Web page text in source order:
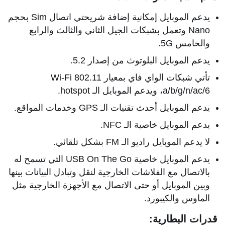
يدعم الموبايل إمكانية إضافة شريحتي اتصال Sim بحجم
Nano وتعمل بشبكات الجيل الثاني والثالث والرابع
والخامس 5G.
يدعم الموبايل البلوتوث من إصدار 5.2.
تأتي شبكات الواي فاي بمعيار Wi-Fi 802.11
a/b/g/n/ac/6، ويدعم الموبايل الـ hotspot.
يدعم الموبايل أحدث تقنيات الـ GPS وخدمات المواقع.
يدعم الموبايل خاصية الـ NFC.
لا يدعم الموبايل راديو الـ FM بشكل تلقائي.
يدعم الموبايل خاصية USB On The Go التي تسمح له
بالاتصال مع الفلاشات الخارجية لنقل وتبادل البيانات بينها
وبين الموبايل أو حتى الاتصال مع الأجهزة الخارجية مثل
الماوس والكيبورد.
قدرات البطارية: